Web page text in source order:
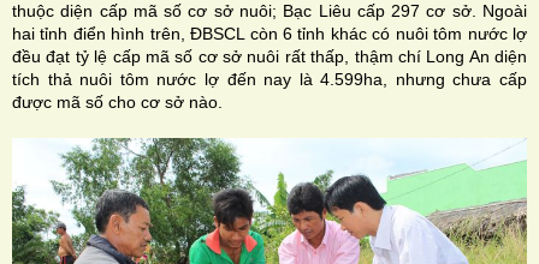
thuộc diện cấp mã số cơ sở nuôi; Bạc Liêu cấp 297 cơ sở. Ngoài
hai tỉnh điển hình trên, ĐBSCL còn 6 tỉnh khác có nuôi tôm nước lợ
đều đạt tỷ lệ cấp mã số cơ sở nuôi rất thấp, thậm chí Long An diện
tích thả nuôi tôm nước lợ đến nay là 4.599ha, nhưng chưa cấp
được mã số cho cơ sở nào.